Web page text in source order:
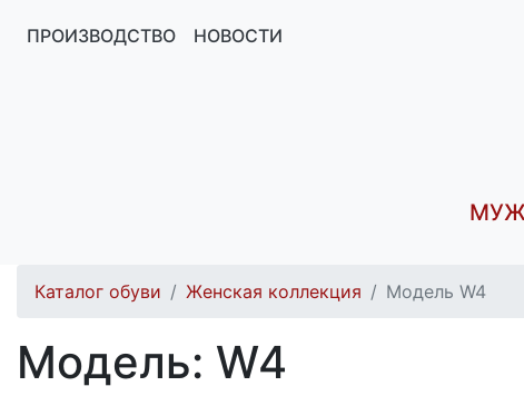
ПРОИЗВОДСТВО НОВОСТИ
Каталог обуви Женская коллекция Модель W4
Модель: W4